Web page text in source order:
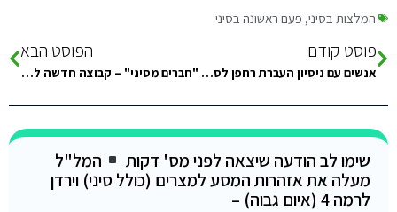
המלצות בסיני, פעם ראשונה בסיני
פוסט קודם
אנשים עם ניסיון העברת רחפן לסיני?
הפוסט הבא
"חברים מסיני" – קבוצה חדשה לכל העיניינים הקשורים לסיני למי שאוהב את חווית סיני שלו שקטה, אינטימית, מכבדת. המלצות, שאלות,…
שימו לב הודעה שיצאה לפני מס' דקות
המל"ל
מעלה את אזהרות המסע למצרים (כולל סיני) וירדן
לרמה 4 (איום גבוה) –